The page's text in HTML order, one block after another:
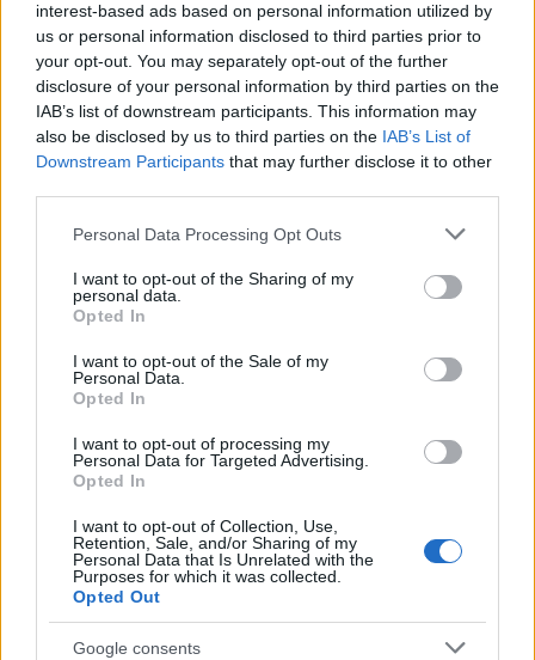
interest-based ads based on personal information utilized by
us or personal information disclosed to third parties prior to
your opt-out. You may separately opt-out of the further
disclosure of your personal information by third parties on the
IAB’s list of downstream participants. This information may
also be disclosed by us to third parties on the IAB’s List of
Downstream Participants that may further disclose it to other
Please note that this website/app uses one or more Google
not limited to your visit or usage behaviour. You may click to
grant or deny consent to Google and its third-party tags to
use your data for below specified purposes in below Google
consent section.
Personal Data Processing Opt Outs
I want to opt-out of the Sharing of my
personal data.
Opted In
I want to opt-out of the Sale of my
Personal Data.
Opted In
I want to opt-out of processing my
Personal Data for Targeted Advertising.
Opted In
I want to opt-out of Collection, Use,
Retention, Sale, and/or Sharing of my
Personal Data that Is Unrelated with the
Purposes for which it was collected.
Opted Out
Google consents
Condividi l'articolo
F
a
ce
b
o
o
k
T
w
it
te
r
Pi
n
te
re
st
W
h
at
s
A
p
S
h
a
re
Articolo precedente
Prossimo articolo
NOTIZIE RECENTI
Incendio nella notte a Olbia, a fuoco due furgoni
A fuoco un deposito con bombole, intervento dei
Ristorante distrutto dalle fiamme a La
Maddalena, incendio a Monti d’à rena